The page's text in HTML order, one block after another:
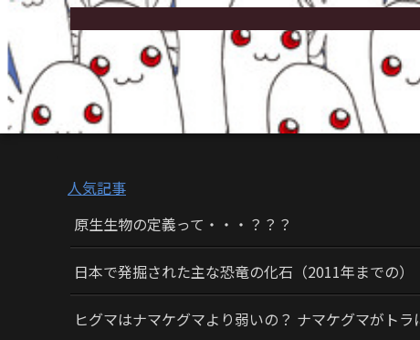
人気記事
原生生物の定義って・・・？？？
日本で発掘された主な恐竜の化石（2011年までの）
ヒグマはナマケグマより弱いの？ ナマケグマがトラ